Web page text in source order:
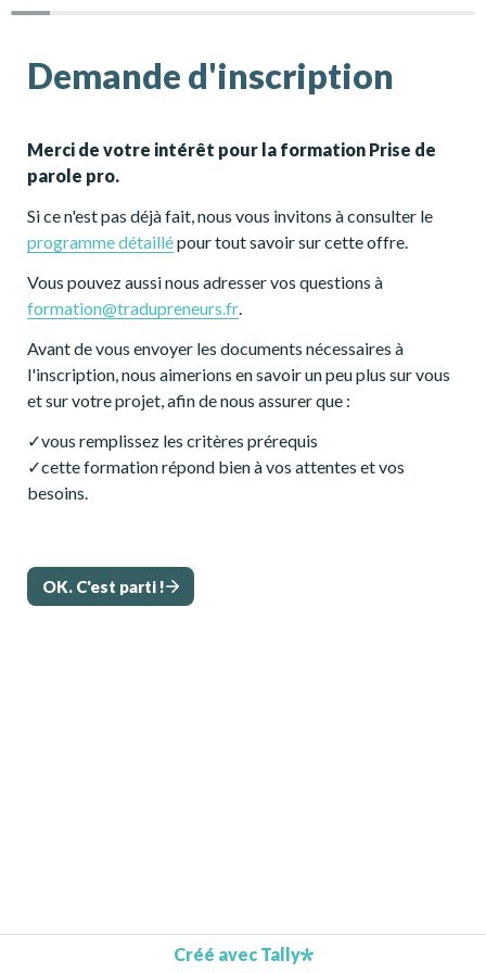
Demande d'inscription
Merci de votre intérêt pour la formation Prise de
parole pro.
programme détaillé pour tout savoir sur cette offre.
formation@tradupreneurs.fr.
Avant de vous envoyer les documents nécessaires à
l'inscription, nous aimerions en savoir un peu plus sur vous
et sur votre projet, afin de nous assurer que :
✓vous remplissez les critères prérequis
✓cette formation répond bien à vos attentes et vos
besoins.
OK. C'est parti !
Créé avec Tally